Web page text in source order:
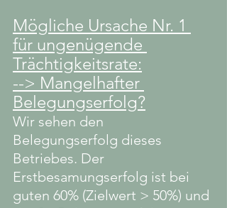
Mögliche Ursache Nr. 1
für ungenügende
Trächtigkeitsrate:
--> Mangelhafter
Belegungserfolg?
Wir sehen den
Belegungserfolg dieses
Betriebes. Der
Erstbesamungserfolg ist bei
guten 60% (Zielwert > 50%) und